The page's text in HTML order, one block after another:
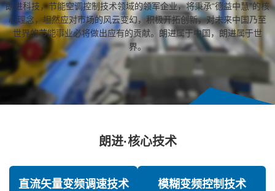
朗进科技，节能空调控制技术领域的领军企业，将秉承“德益中慧”的核
心理念，坦然应对市场的风云变幻，积极开拓创新，对未来中国乃至
世界的节能事业必将做出应有的贡献。朗进属于中国，朗进属于世
界。
朗进·核心技术
直流矢量变频调速技术 模糊变频控制技术